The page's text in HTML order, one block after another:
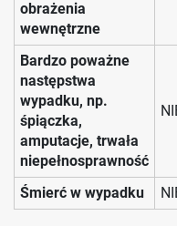
obrażenia
wewnętrzne
Bardzo poważne
następstwa
wypadku, np.
śpiączka,
amputacje, trwała
niepełnosprawność
Śmierć w wypadku